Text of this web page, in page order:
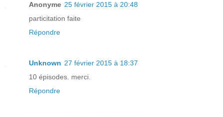
Anonyme 25 février 2015 à 20:48
particitation faite
Répondre
Unknown 27 février 2015 à 18:37
10 épisodes. merci.
Répondre